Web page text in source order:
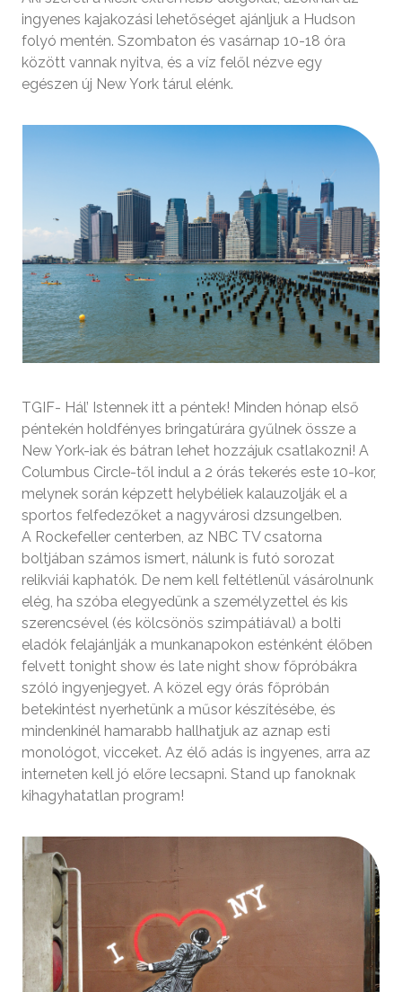
ingyenes kajakozási lehetőséget ajánljuk a Hudson
folyó mentén. Szombaton és vasárnap 10-18 óra
között vannak nyitva, és a víz felől nézve egy
egészen új New York tárul elénk.
TGIF- Hál’ Istennek itt a péntek! Minden hónap első
péntekén holdfényes bringatúrára gyűlnek össze a
New York-iak és bátran lehet hozzájuk csatlakozni! A
Columbus Circle-től indul a 2 órás tekerés este 10-kor,
melynek során képzett helybéliek kalauzolják el a
sportos felfedezőket a nagyvárosi dzsungelben.
A Rockefeller centerben, az NBC TV csatorna
boltjában számos ismert, nálunk is futó sorozat
relikviái kaphatók. De nem kell feltétlenül vásárolnunk
elég, ha szóba elegyedünk a személyzettel és kis
szerencsével (és kölcsönös szimpátiával) a bolti
eladók felajánlják a munkanapokon esténként élőben
felvett tonight show és late night show főpróbákra
szóló ingyenjegyet. A közel egy órás főpróbán
betekintést nyerhetünk a műsor készítésébe, és
mindenkinél hamarabb hallhatjuk az aznap esti
monológot, vicceket. Az élő adás is ingyenes, arra az
interneten kell jó előre lecsapni. Stand up fanoknak
kihagyhatatlan program!